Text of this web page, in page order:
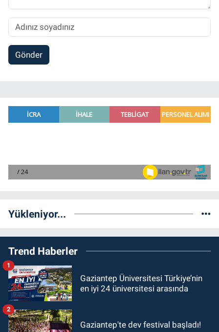
Gönder
Yükleniyor...
Trend Haberler
Gaziantep Üniversitesi Türkiye’nin
en iyi 24 üniversitesi arasında
1
Gaziantep'te dev festival başladı!
2